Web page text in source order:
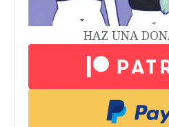
HAZ UNA